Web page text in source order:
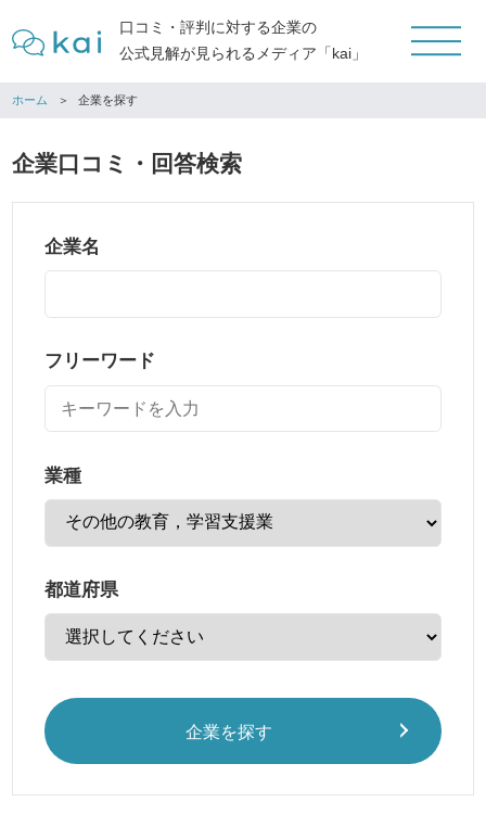
口コミ・評判に対する企業の
公式見解が見られるメディア「kai」
ホーム 企業を探す
企業口コミ・回答検索
企業名
フリーワード
業種
都道府県
企業を探す